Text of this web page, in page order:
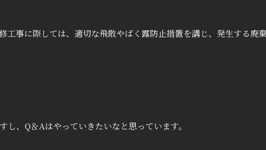
工事に際しては、適切な飛散やばく露防止措置を講じ、発生する廃
、Q＆Aはやっていきたいなと思っています。